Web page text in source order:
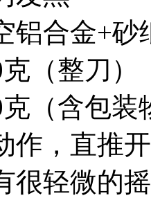
铝合金+砂
（整刀）
（含包装
作，直推
很轻微的